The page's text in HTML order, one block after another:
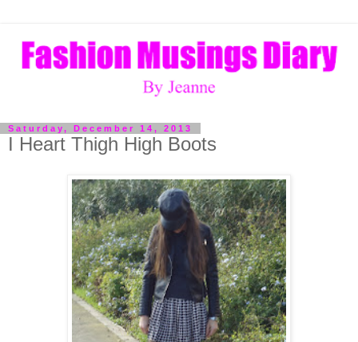
Saturday, December 14, 2013
I Heart Thigh High Boots